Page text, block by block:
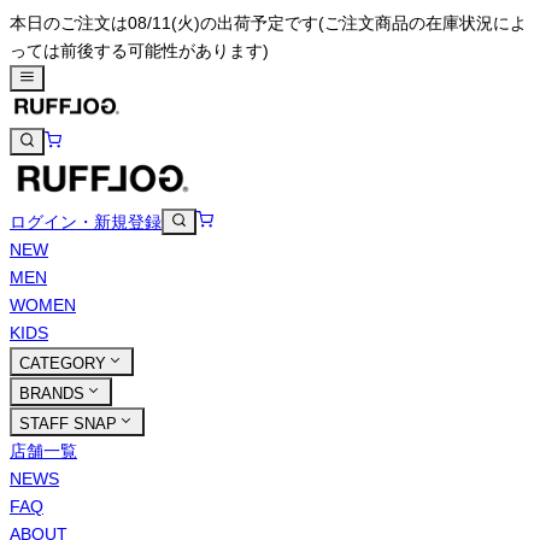
本日のご注文は08/11(火)の出荷予定です(ご注文商品の在庫状況によ
っては前後する可能性があります)
ログイン・新規登録
NEW
MEN
WOMEN
KIDS
CATEGORY
BRANDS
STAFF SNAP
店舗一覧
NEWS
FAQ
ABOUT